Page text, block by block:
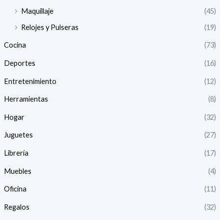
Maquillaje
(45)
Relojes y Pulseras
(19)
Cocina (73)
Deportes (16)
Entretenimiento (12)
Herramientas (8)
Hogar (32)
Juguetes (27)
Librería (17)
Muebles (4)
Oficina (11)
Regalos (32)